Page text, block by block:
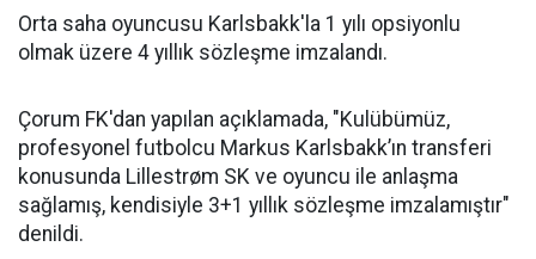
Orta saha oyuncusu Karlsbakk'la 1 yılı opsiyonlu
olmak üzere 4 yıllık sözleşme imzalandı.
Çorum FK'dan yapılan açıklamada, "Kulübümüz,
profesyonel futbolcu Markus Karlsbakk’ın transferi
konusunda Lillestrøm SK ve oyuncu ile anlaşma
sağlamış, kendisiyle 3+1 yıllık sözleşme imzalamıştır"
denildi.